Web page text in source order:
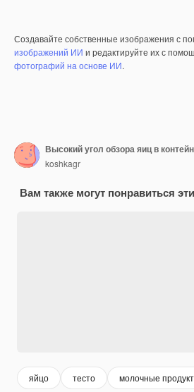
Создавайте собственные изображения с
изображений ИИ и редактируйте их с
фотографий на основе ИИ.
Высокий угол обзора яиц в
koshkagr
Вам также могут понравиться
яйцо тесто молочные